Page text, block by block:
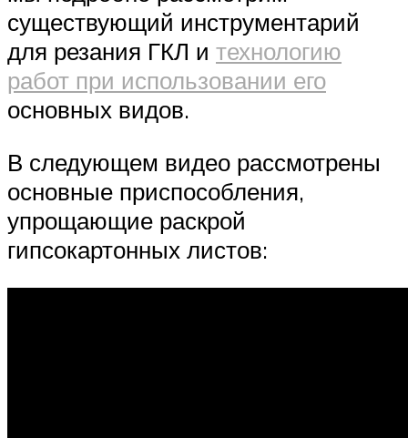
существующий инструментарий
для резания ГКЛ и технологию
работ при использовании его
основных видов.
В следующем видео рассмотрены
основные приспособления,
упрощающие раскрой
гипсокартонных листов: